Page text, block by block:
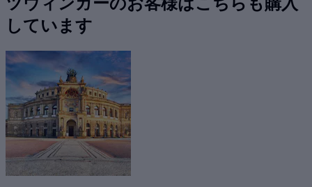
しています